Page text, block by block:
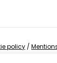
policy /